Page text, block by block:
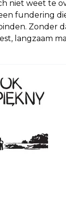
niet weet te
fundering
Zonder
langzaam